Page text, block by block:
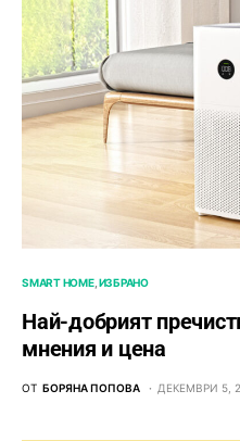
SMART HOME ИЗБРАНО
Най-добрият
мнения и цена
ОТ БОРЯНА ПОПОВА ДЕКЕМВРИ 5,